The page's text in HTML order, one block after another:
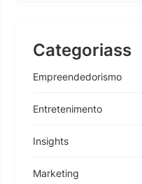
Categoriass
Empreendedorismo
Entretenimento
Insights
Marketing